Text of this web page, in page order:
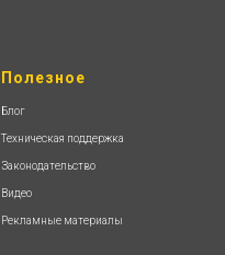
Полезное
Блог
Техническая поддержка
Законодательство
Видео
Рекламные материалы